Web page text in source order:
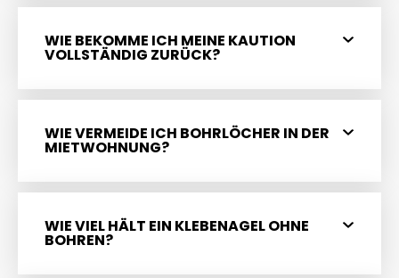
WIE BEKOMME ICH MEINE KAUTION
VOLLSTÄNDIG ZURÜCK?
WIE VERMEIDE ICH BOHRLÖCHER IN DER
MIETWOHNUNG?
WIE VIEL HÄLT EIN KLEBENAGEL OHNE
BOHREN?